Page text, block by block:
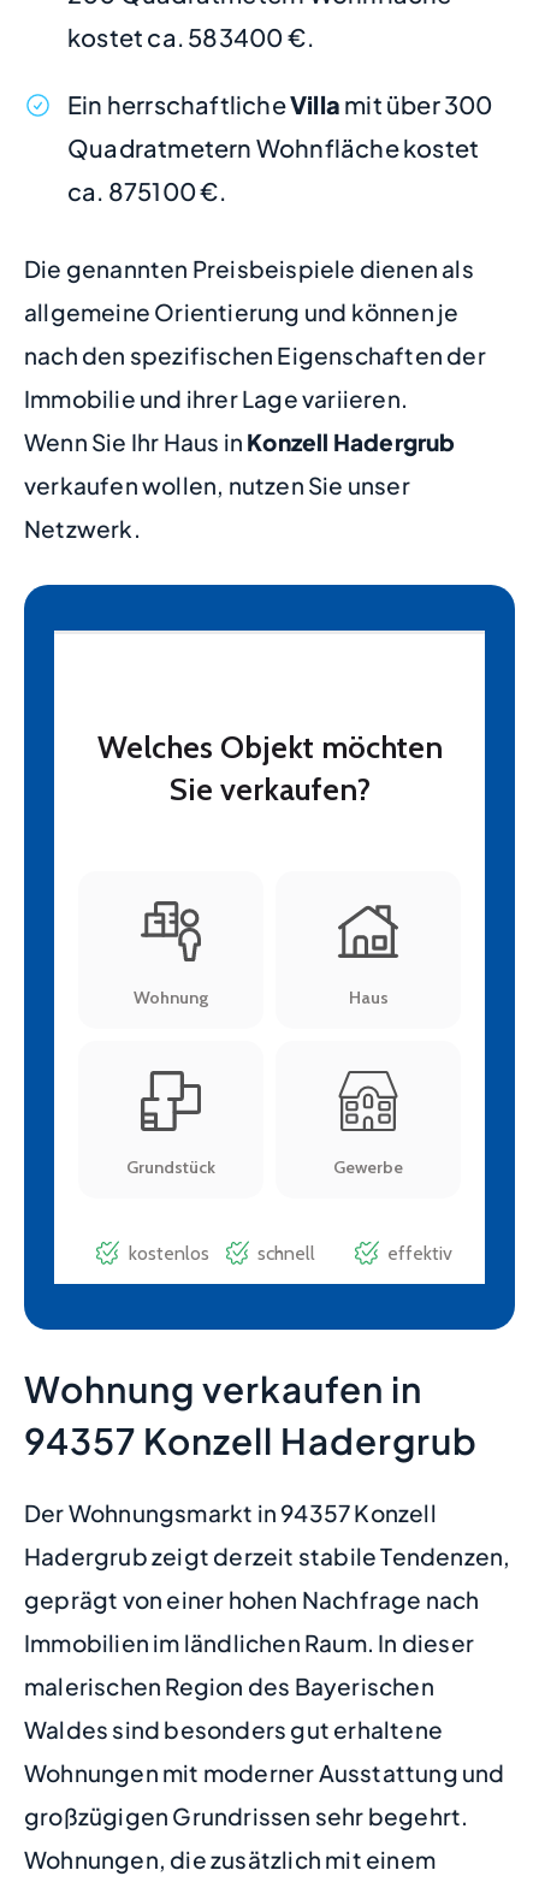
kostet ca. 583400 €.
Ein herrschaftlicheVilla mit über 300
Quadratmetern Wohnfläche kostet
ca. 875100 €.
Die genannten Preisbeispiele dienen als
allgemeine Orientierung und können je
nach den spezifischen Eigenschaften der
Immobilie und ihrer Lage variieren.
Wenn Sie Ihr Haus in Konzell Hadergrub
verkaufen wollen, nutzen Sie unser
Netzwerk.
Wohnung verkaufen in
94357 Konzell Hadergrub
Der Wohnungsmarkt in 94357 Konzell
Hadergrub zeigt derzeit stabile Tendenzen,
geprägt von einer hohen Nachfrage nach
Immobilien im ländlichen Raum. In dieser
malerischen Region des Bayerischen
Waldes sind besonders gut erhaltene
Wohnungen mit moderner Ausstattung und
großzügigen Grundrissen sehr begehrt.
Wohnungen, die zusätzlich mit einem